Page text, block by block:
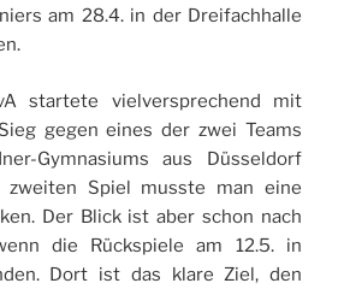
am 28.4. in der Dreifachhalle
startete vielversprechend mit
gegen eines der zwei Teams
Gymnasiums aus Düsseldorf
zweiten Spiel musste man eine
Der Blick ist aber schon nach
die Rückspiele am 12.5. in
Dort ist das klare Ziel, den